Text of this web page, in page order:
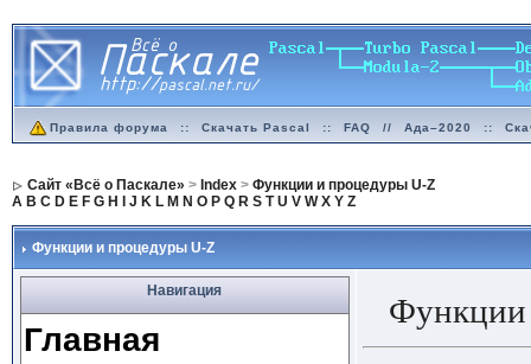
Правила форума :: Скачать Pascal :: FAQ // Ада–2020 ::
Сайт «Всё о Паскале» > Index> Функции и процедуры U-Z
A B C D E F G H J K L M N O P Q R S T U V W X Y Z
Функции и процедуры U-Z
Навигация
Главная
Функции